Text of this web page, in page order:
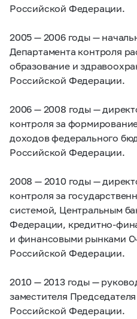
Российской Федерации.
2005 — 2006 годы —
Департамента контроля
образование и
Российской Федерации.
2006 — 2008 годы —
контроля за
доходов федерального
Российской Федерации.
2008 — 2010 годы —
контроля за
системой, Центральным
Федерации, кредитно-
и финансовыми рынками
Российской Федерации.
2010 — 2013 годы —
заместителя
Российской Федерации.